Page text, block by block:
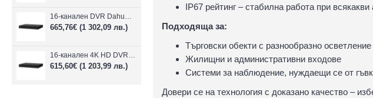
16-канален DVR Dahua XVR5216AN-4KL-I3/T + 16 IP
665,76€ (1 302,09 лв.)
16-канален 4K HD DVR Dahua XVR5116H-4KL-I3/T + 16 IP камери
615,60€ (1 203,99 лв.)
IP67 рейтинг – стабилна работа при
Подходяща за:
Търговски обекти с разнообразно осветление
Жилищни и административни входове
Системи за наблюдение, нуждаещи се от
Довери се на технология с доказано качество –